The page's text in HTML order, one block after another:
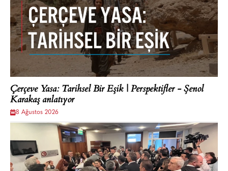
Çerçeve Yasa: Tarihsel Bir Eşik | Perspektifler - Şenol
Karakaş anlatıyor
8 Ağustos 2026